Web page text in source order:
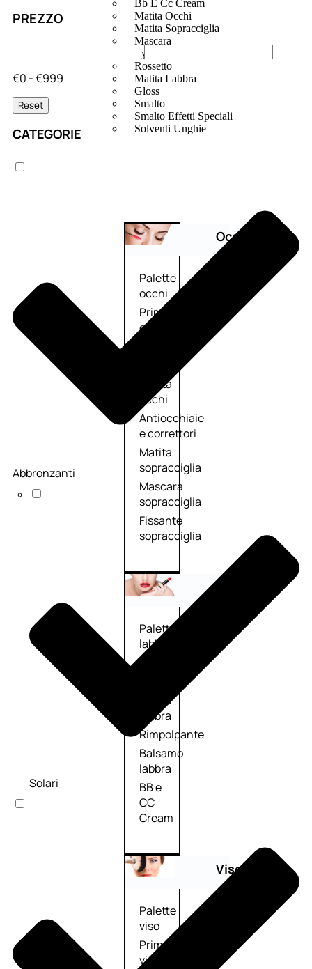
Bb E Cc Cream
Matita Occhi
Matita Sopracciglia
Mascara
Eyeliner
Rossetto
Matita Labbra
Gloss
Smalto
Smalto Effetti Speciali
Solventi Unghie
Occhi
Palette
occhi
Primer
occhi
Mascara
Matita
occhi
Antiocchiaie
e correttori
Matita
sopracciglia
Mascara
sopracciglia
Fissante
sopracciglia
Palette
labbra
Rossetto
Matita
labbra
Rimpolpante
Balsamo
labbra
BB e
CC
Cream
Viso
Palette
viso
Primer
viso
PREZZO
€0 - €999
Reset
CATEGORIE
Abbronzanti
Solari